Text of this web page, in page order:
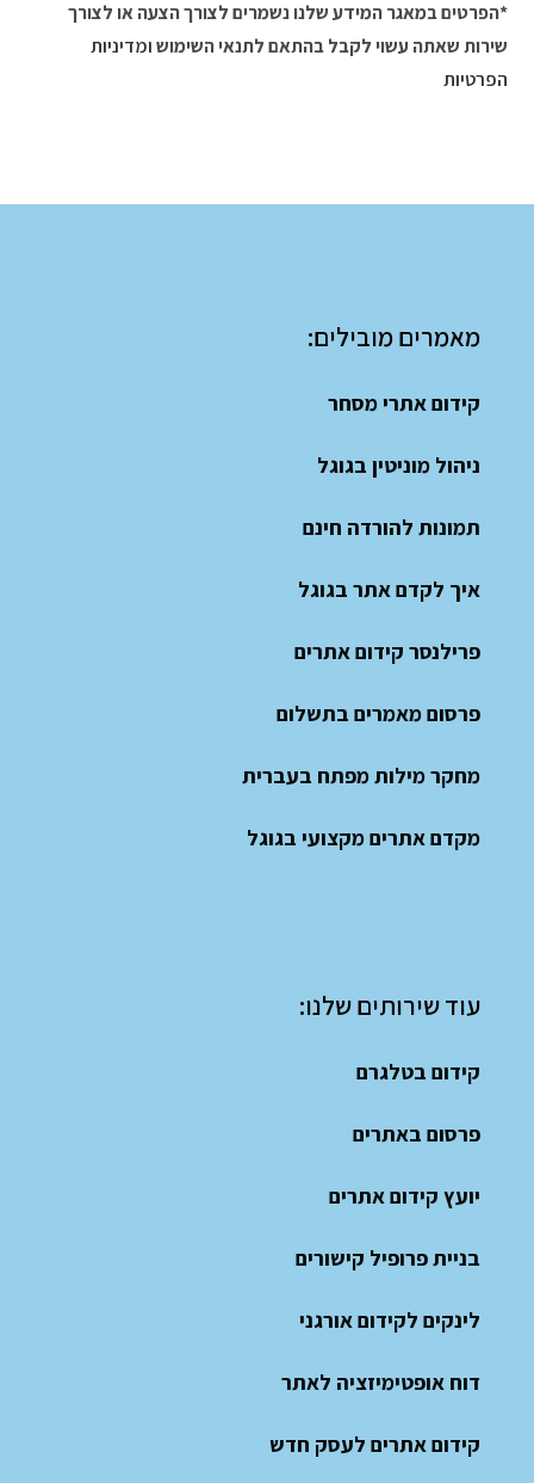
*הפרטים במאגר המידע שלנו נשמרים לצורך הצעה או לצורך
שירות שאתה עשוי לקבל בהתאם לתנאי השימושומדיניות
הפרטיות
מאמרים מובילים:
קידום אתרי מסחר
ניהול מוניטין בגוגל
תמונות להורדה חינם
איך לקדם אתר בגוגל
פרילנסר קידום אתרים
פרסום מאמרים בתשלום
מחקר מילות מפתח בעברית
מקדם אתרים מקצועי בגוגל
עוד שירותים שלנו:
קידום בטלגרם
פרסום באתרים
יועץ קידום אתרים
בניית פרופיל קישורים
לינקים לקידום אורגני
דוח אופטימיזציה לאתר
קידום אתרים לעסק חדש